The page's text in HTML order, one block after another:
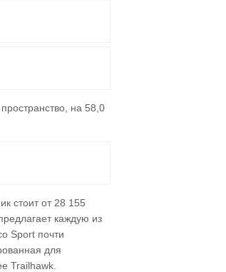
на 58,0
стоит от 28 155
каждую из
Sport почти
для
Trailhawk.